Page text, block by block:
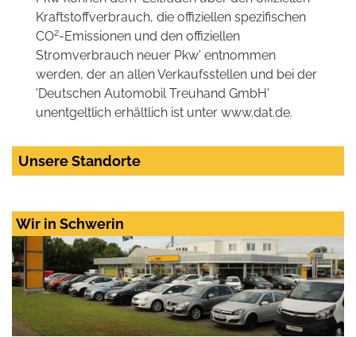
Kraftstoffverbrauch, die offiziellen spezifischen
CO2-Emissionen und den offiziellen
Stromverbrauch neuer Pkw' entnommen
werden, der an allen Verkaufsstellen und bei der
'Deutschen Automobil Treuhand GmbH'
unentgeltlich erhältlich ist unter www.dat.de.
Unsere Standorte
Wir in Schwerin